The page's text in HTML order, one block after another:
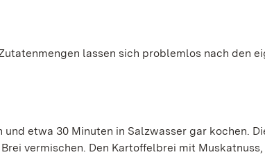
lassen sich problemlos nach den
etwa 30 Minuten in Salzwasser gar kochen.
vermischen. Den Kartoffelbrei mit